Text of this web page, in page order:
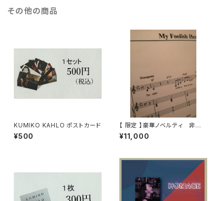
その他の商品
KUMIKO KAHLO ポストカード
¥500
【 限定 】豪華ノベルティ 非売
品アレンジ譜付き KUMIKO K
AHLO リモートレッスン or KU
¥11,000